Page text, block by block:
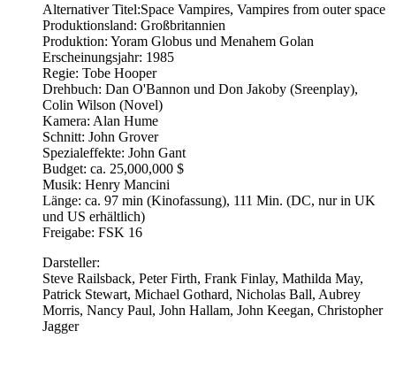
Alternativer Titel:Space Vampires, Vampires from outer space
Produktionsland: Großbritannien
Produktion: Yoram Globus und Menahem Golan
Erscheinungsjahr: 1985
Regie: Tobe Hooper
Drehbuch: Dan O'Bannon und Don Jakoby (Sreenplay),
Colin Wilson (Novel)
Kamera: Alan Hume
Schnitt: John Grover
Spezialeffekte: John Gant
Budget: ca. 25,000,000 $
Musik: Henry Mancini
Länge: ca. 97 min (Kinofassung), 111 Min. (DC, nur in UK
und US erhältlich)
Freigabe: FSK 16
Darsteller:
Steve Railsback, Peter Firth, Frank Finlay, Mathilda May,
Patrick Stewart, Michael Gothard, Nicholas Ball, Aubrey
Morris, Nancy Paul, John Hallam, John Keegan, Christopher
Jagger